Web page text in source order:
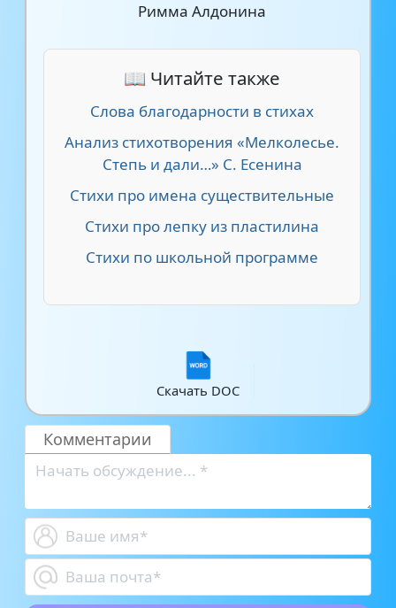
Римма Алдонина
📖 Читайте также
Слова благодарности в стихах
Анализ стихотворения «Мелколесье.
Степь и дали…» С. Есенина
Стихи про имена существительные
Стихи про лепку из пластилина
Стихи по школьной программе
Скачать DOC
Комментарии